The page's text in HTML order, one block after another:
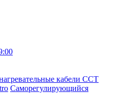
кабели ССТ
Саморегулирующийся